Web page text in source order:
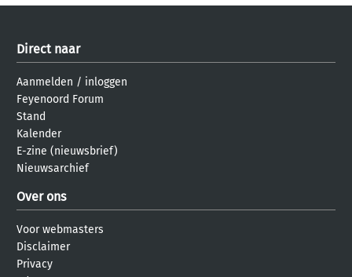
Direct naar
Aanmelden / inloggen
Feyenoord Forum
Stand
Kalender
E-zine (nieuwsbrief)
Nieuwsarchief
Over ons
Voor webmasters
Disclaimer
Privacy